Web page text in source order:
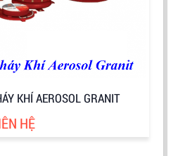
KHÍ AEROSOL GRANIT
HỆ